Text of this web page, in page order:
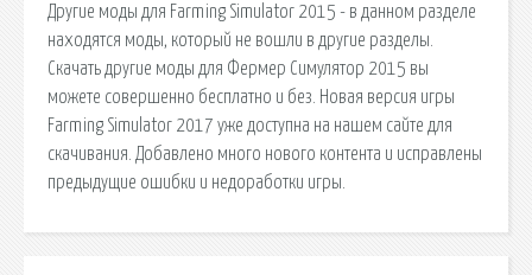
Другие моды для Farming Simulator 2015 - в данном разделе
находятся моды, который не вошли в другие разделы.
Скачать другие моды для Фермер Симулятор 2015 вы
можете совершенно бесплатно и без. Новая версия игры
Farming Simulator 2017 уже доступна на нашем сайте для
скачивания. Добавлено много нового контента и исправлены
предыдущие ошибки и недоработки игры.